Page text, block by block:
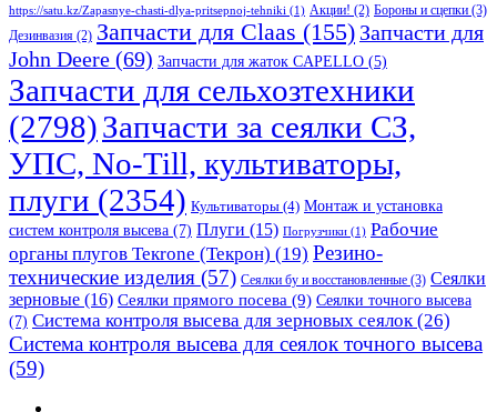
https://satu.kz/Zapasnye-chasti-dlya-pritsepnoj-tehniki (1) Акции! (2) Бороны и сцепки (3)
Дезинвазия (2) Запчасти для Claas (155) Запчасти для
John Deere (69) Запчасти для жаток CAPELLO (5)
Запчасти для сельхозтехники
(2798)Запчасти за сеялки СЗ,
УПС, No-Till, культиваторы,
плуги (2354) Культиваторы (4) Монтаж и установка
систем контроля высева (7) Плуги (15) Погрузчики (1) Рабочие
органы плугов Текrоne (Текрон) (19) Резино-
технические изделия (57) Сеялки бу и восстановленные (3) Сеялки
зерновые (16) Сеялки прямого посева (9) Сеялки точного высева
(7) Система контроля высева для зерновых сеялок (26)
Система контроля высева для сеялок точного высева
(59)